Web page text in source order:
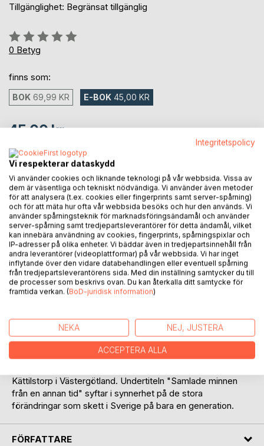
Tillgänglighet: Begränsat tillgänglig
Betyg::
0%
0 Betyg
finns som:
BOK 69,99 KR E-BOK 45,00 KR
45,00 kr
inkl. moms
Tillgänglig för nedladdning
LÄGG I KUNDVAGNEN
Lägg till i kom-ihåglista
Recensera titel
BESKRIVNING
Kättilstorp i Västergötland. Undertiteln "Samlade minnen
från en annan tid" syftar i synnerhet på de stora
förändringar som skett i Sverige på bara en generation.
FÖRFATTARE
Integritetspolicy
Vi respekterar dataskydd
Vi använder cookies och liknande teknologi på vår webbsida. Vissa av
dem är väsentliga och tekniskt nödvändiga. Vi använder även metoder
för att analysera (t.ex. cookies eller fingerprints samt server-spårning)
och för att mäta hur ofta vår webbsida besöks och hur den används. Vi
använder spårningsteknik för marknadsföringsändamål och använder
server-spårning samt tredjepartsleverantörer för detta ändamål, vilket
kan innebära användning av cookies, fingerprints, spårningspixlar och
IP-adresser på olika enheter. Vi bäddar även in tredjepartsinnehåll från
andra leverantörer (videoplattformar) på vår webbsida. Vi har inget
inflytande över den vidare databehandlingen eller eventuell spårning
från tredjepartsleverantörens sida. Med din inställning samtycker du till
de processer som beskrivs ovan. Du kan återkalla ditt samtycke för
framtida verkan. (BoD-juridisk information)
NEKA NEJ, JUSTERA
ACCEPTERA ALLA